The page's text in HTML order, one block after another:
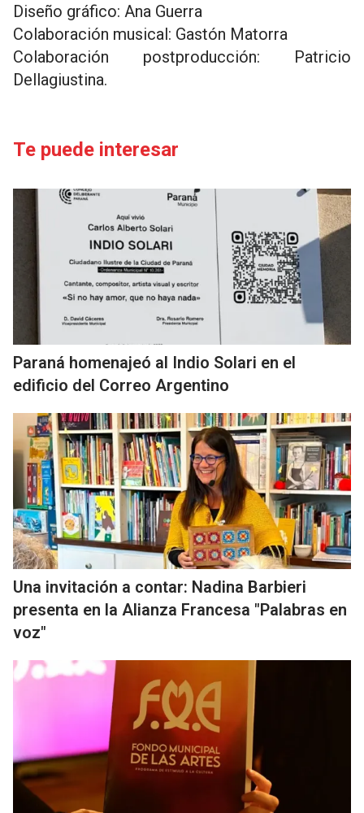
Diseño gráfico: Ana Guerra
Colaboración musical: Gastón Matorra
Colaboración postproducción: Patricio
Dellagiustina.
Te puede interesar
Paraná homenajeó al Indio Solari en el
edificio del Correo Argentino
Una invitación a contar: Nadina Barbieri
presenta en la Alianza Francesa "Palabras en
voz"